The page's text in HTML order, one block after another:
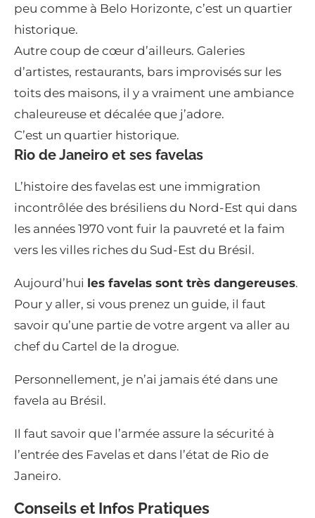
peu comme à Belo Horizonte, c’est un quartier
historique.
Autre coup de cœur d’ailleurs. Galeries
d’artistes, restaurants, bars improvisés sur les
toits des maisons, il y a vraiment une ambiance
chaleureuse et décalée que j’adore.
C’est un quartier historique.
Rio de Janeiro et ses favelas
L’histoire des favelas est une immigration
incontrôlée des brésiliens du Nord-Est qui dans
les années 1970 vont fuir la pauvreté et la faim
vers les villes riches du Sud-Est du Brésil.
Aujourd’hui les favelas sont très dangereuses.
Pour y aller, si vous prenez un guide, il faut
savoir qu’une partie de votre argent va aller au
chef du Cartel de la drogue.
Personnellement, je n’ai jamais été dans une
favela au Brésil.
Il faut savoir que l’armée assure la sécurité à
l’entrée des Favelas et dans l’état de Rio de
Janeiro.
Conseils et Infos Pratiques